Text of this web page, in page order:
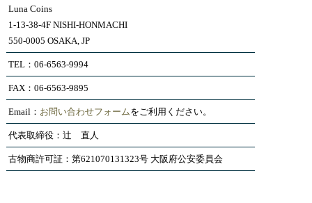
Luna Coins
1-13-38-4F NISHI-HONMACHI
550-0005 OSAKA, JP
TEL：06-6563-9994
FAX：06-6563-9895
Email： お問い合わせフォームをご利用ください。
代表取締役：辻 直人
古物商許可証：第621070131323号 大阪府公安委員会